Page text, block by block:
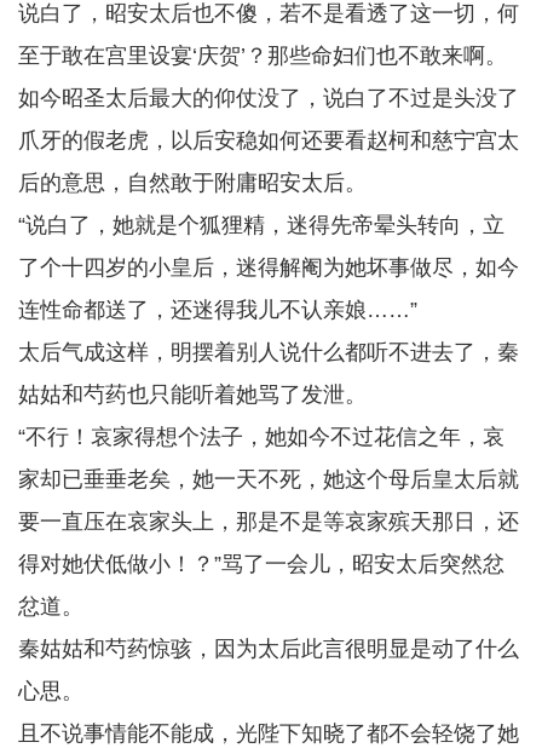
说白了，昭安太后也不傻，若不是看透了这一切，何
至于敢在宫里设宴‘庆贺’？那些命妇们也不敢来啊。
如今昭圣太后最大的仰仗没了，说白了不过是头没了
爪牙的假老虎，以后安稳如何还要看赵柯和慈宁宫太
后的意思，自然敢于附庸昭安太后。
“说白了，她就是个狐狸精，迷得先帝晕头转向，立
了个十四岁的小皇后，迷得解阉为她坏事做尽，如今
连性命都送了，还迷得我儿不认亲娘……”
太后气成这样，明摆着别人说什么都听不进去了，秦
姑姑和芍药也只能听着她骂了发泄。
“不行！哀家得想个法子，她如今不过花信之年，哀
家却已垂垂老矣，她一天不死，她这个母后皇太后就
要一直压在哀家头上，那是不是等哀家殡天那日，还
得对她伏低做小！？”骂了一会儿，昭安太后突然忿
忿道。
秦姑姑和芍药惊骇，因为太后此言很明显是动了什么
心思。
且不说事情能不能成，光陛下知晓了都不会轻饶了她